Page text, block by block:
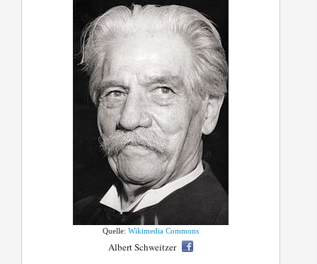
Quelle:Wikimedia Commons
Albert Schweitzer